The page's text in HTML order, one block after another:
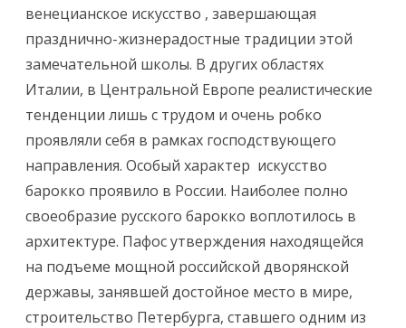
венецианское искусство , завершающая
празднично-жизнерадостные традиции этой
замечательной школы. В других областях
Италии, в Центральной Европе реалистические
тенденции лишь с трудом и очень робко
проявляли себя в рамках господствующего
направления. Особый характер искусство
барокко проявило в России. Наиболее полно
своеобразие русского барокко воплотилось в
архитектуре. Пафос утверждения находящейся
на подъеме мощной российской дворянской
державы, занявшей достойное место в мире,
строительство Петербурга, ставшего одним из